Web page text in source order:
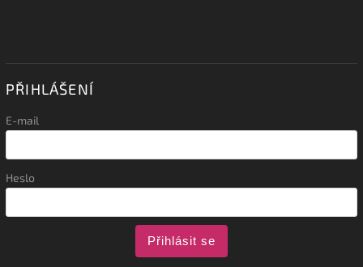
PŘIHLÁŠENÍ
E-mail
Heslo
Přihlásit se